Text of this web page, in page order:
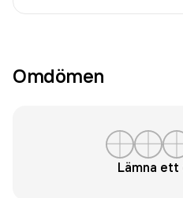
Omdömen
Lämna ett